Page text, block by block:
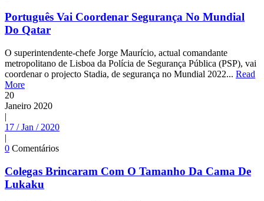
Português Vai Coordenar Segurança No Mundial
Do Qatar
O superintendente-chefe Jorge Maurício, actual comandante
metropolitano de Lisboa da Polícia de Segurança Pública (PSP), vai
coordenar o projecto Stadia, de segurança no Mundial 2022... Read
More
20
Janeiro 2020
|
17 / Jan / 2020
|
0 Comentários
Colegas Brincaram Com O Tamanho Da Cama De
Lukaku